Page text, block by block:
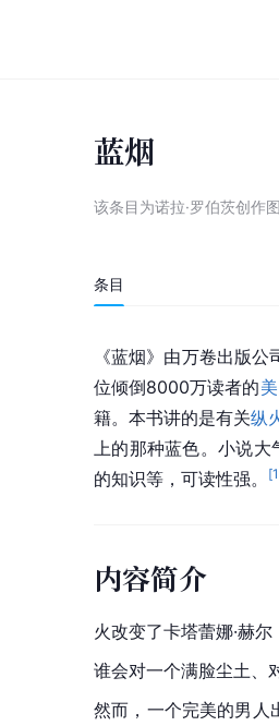
蓝烟
该条目为诺拉·罗伯茨创作
条目
《蓝烟》由万卷出版公
位倾倒8000万读者的
籍。本书讲的是有关纵
上的那种蓝色。小说
的知识等，可读性强。
[1
内容简介
火改变了卡塔蕾娜·赫
谁会对一个满脸尘土、
然而，一个完美的男人